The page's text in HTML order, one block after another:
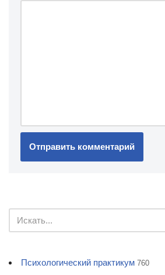
Психологический практикум 760